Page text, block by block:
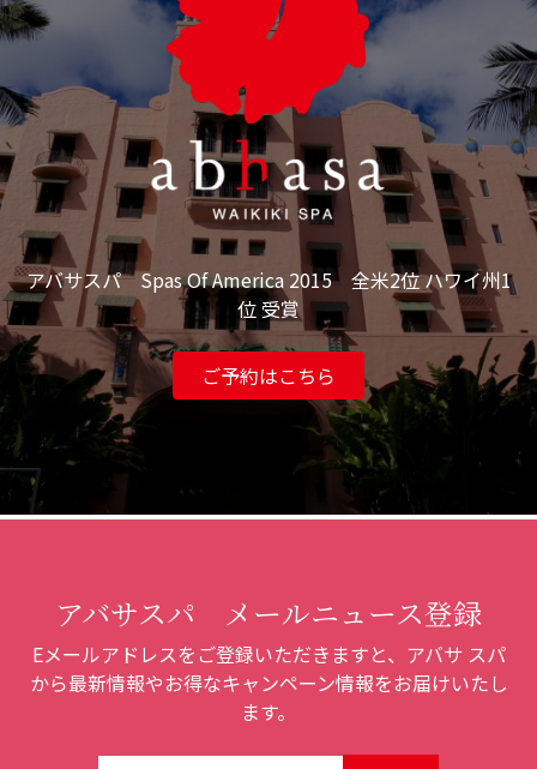
アバサスパ Spas Of America 2015 全米2位 ハワイ州1
位 受賞
ご予約はこちら
アバサスパ メールニュース登録
Eメールアドレスをご登録いただきますと、アバサ スパ
から最新情報やお得なキャンペーン情報をお届けいたし
ます。